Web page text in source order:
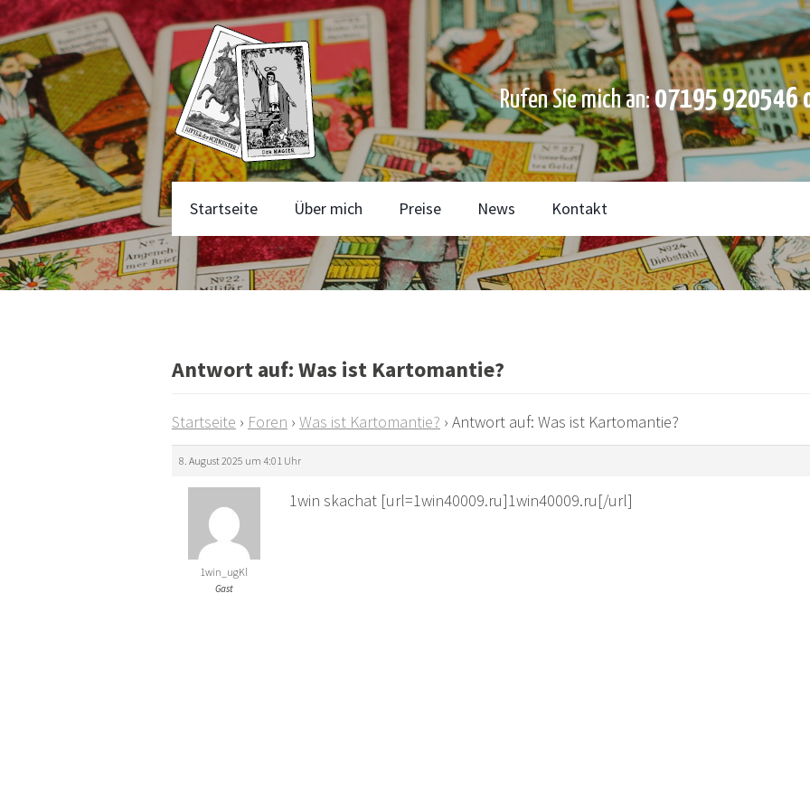
Rufen Sie mich an:07195 920546
Startseite Über mich Preise News Kontakt
Antwort auf: Was ist Kartomantie?
Startseite › Foren › Was ist Kartomantie? › Antwort auf: Was ist Kartomantie?
8. August 2025 um 4:01 Uhr
1win_ugKl
Gast
1win skachat [url=1win40009.ru]1win40009.ru[/url]